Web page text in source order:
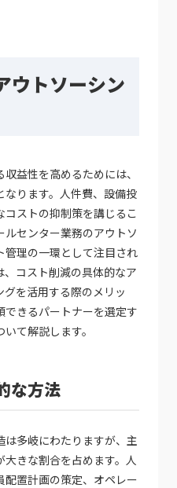
ウトソーシン
益性を高めるためには、
ります。人件費、設備投
ストの抑制策を講じるこ
センター業務のアウトソ
管理の一環として注目され
コスト削減の具体的なア
を活用する際のメリッ
できるパートナーを選定す
て解説します。
な方法
多岐にわたりますが、主
きな割合を占めます。人
置計画の策定、オペレー